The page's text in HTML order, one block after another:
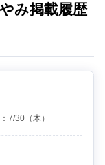
み掲載履歴
7/30 （木）